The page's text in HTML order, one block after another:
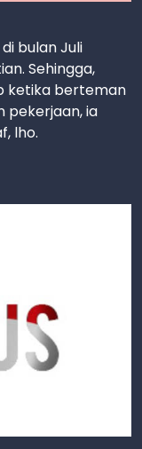
bulan Juli
Sehingga,
ketika berteman
pekerjaan, ia
lho.